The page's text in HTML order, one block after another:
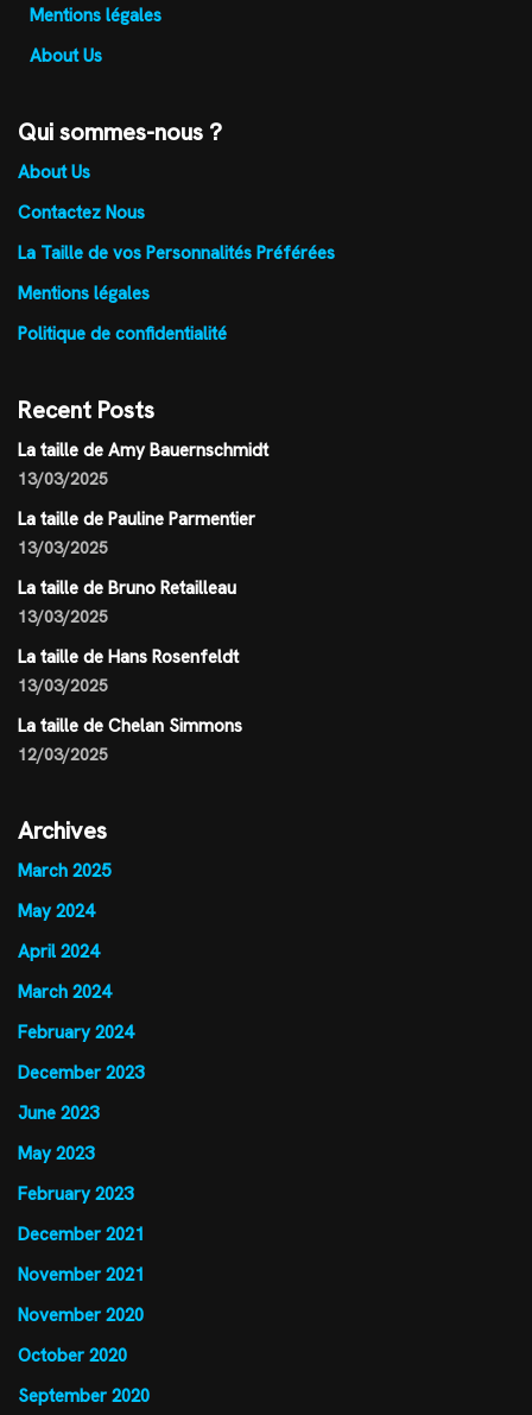
Mentions légales
About Us
Qui sommes-nous ?
About Us
Contactez Nous
La Taille de vos Personnalités Préférées
Mentions légales
Politique de confidentialité
Recent Posts
La taille de Amy Bauernschmidt
13/03/2025
La taille de Pauline Parmentier
13/03/2025
La taille de Bruno Retailleau
13/03/2025
La taille de Hans Rosenfeldt
13/03/2025
La taille de Chelan Simmons
12/03/2025
Archives
March 2025
May 2024
April 2024
March 2024
February 2024
December 2023
June 2023
May 2023
February 2023
December 2021
November 2021
November 2020
October 2020
September 2020